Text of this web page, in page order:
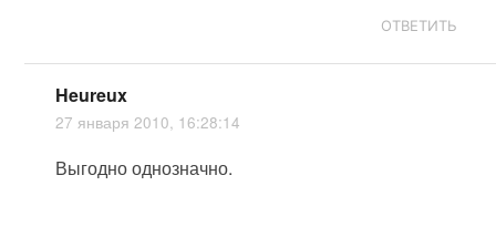
ОТВЕТИТЬ
Heureux
27 января 2010, 16:28:14
Выгодно однозначно.